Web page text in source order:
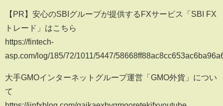
【PR】安心のSBIグループが提供するFXサービス「SBI FX
トレード」はこちら
https://fintech-
asp.com/log/185/72/1011/5447/
大手GMOインターネットグループ運営「GMO外貨」につい
て